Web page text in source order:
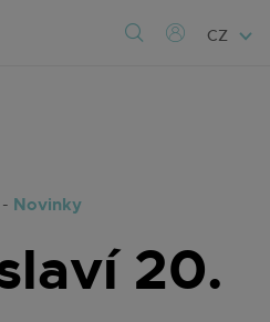
CZ
Novinky
20.